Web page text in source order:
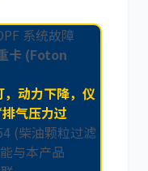
系统故障
卡 (Foton
动力下降，仪
气压力过
(柴油颗粒过滤
与本产品